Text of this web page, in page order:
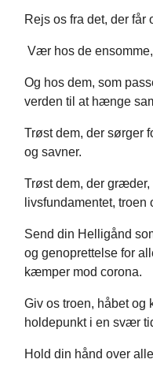
Rejs os fra det, der
Vær hos de
Og hos dem, som
verden til at hænge
Trøst dem, der sørger
og savner.
Trøst dem, der
livsfundamentet,
Send din Helligånd
og genoprettelse for
kæmper mod corona.
Giv os troen, håbet
holdepunkt i en svær
Hold din hånd over